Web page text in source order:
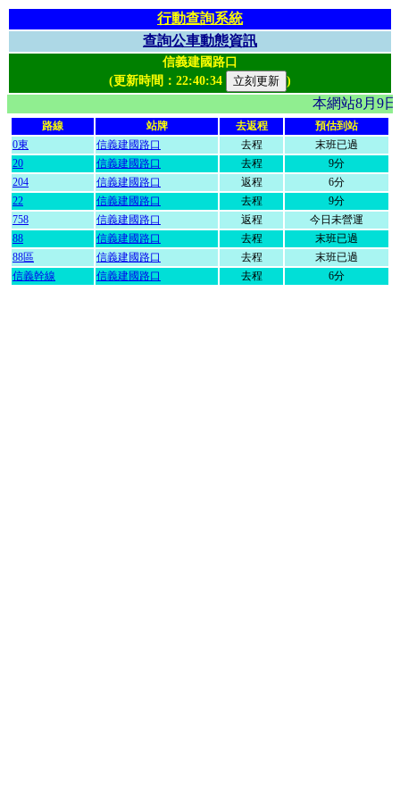
行動查詢系統
查詢公車動態資訊
信義建國路口
(更新時間： 22:40:34 )
本網站8月9
路線 站牌 去返程
預估到站
0東
信義建國路口 去程
末班已過
20
信義建國路口 去程
9分
204
信義建國路口 返程
6分
22
信義建國路口 去程
9分
758
信義建國路口 返程
今日未營運
88
信義建國路口 去程
末班已過
88區
信義建國路口 去程
末班已過
信義幹線
信義建國路口 去程 6分